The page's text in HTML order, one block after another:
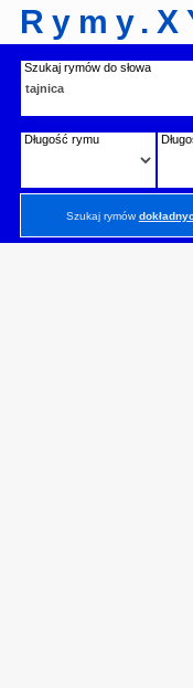
Szukaj rymów do słowa
Długość rymu
Szukaj rymów